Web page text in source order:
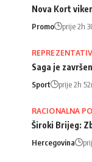
Nova Kort
Promo prije 2h
Saga je
Sport prije 2h
RACIONALNA
Široki Brijeg:
Hercegovina